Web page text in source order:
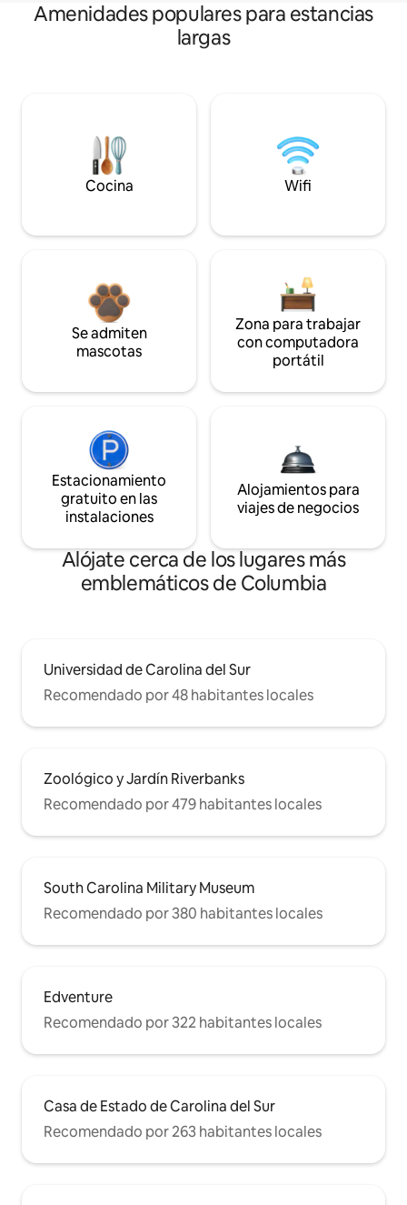
Amenidades populares para estancias
largas
Cocina Wifi
Se admiten
mascotas
Zona para trabajar
con computadora
portátil
Estacionamiento
gratuito en las
instalaciones
Alojamientos para
viajes de negocios
Alójate cerca de los lugares más
emblemáticos de Columbia
Universidad de Carolina del Sur
Recomendado por 48 habitantes locales
Zoológico y Jardín Riverbanks
Recomendado por 479 habitantes locales
South Carolina Military Museum
Recomendado por 380 habitantes locales
Edventure
Recomendado por 322 habitantes locales
Casa de Estado de Carolina del Sur
Recomendado por 263 habitantes locales